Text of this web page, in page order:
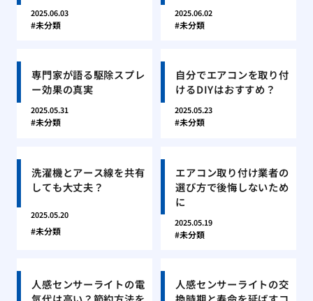
2025.06.03
未分類
2025.06.02
未分類
専門家が語る駆除スプレ
ー効果の真実
2025.05.31
未分類
自分でエアコンを取り付
けるDIYはおすすめ？
2025.05.23
未分類
洗濯機とアース線を共有
しても大丈夫？
2025.05.20
未分類
エアコン取り付け業者の
選び方で後悔しないため
に
2025.05.19
未分類
人感センサーライトの電
人感センサーライトの交